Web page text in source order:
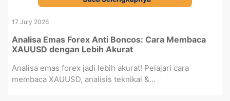
17 July 2026
Analisa Emas Forex Anti Boncos: Cara Membaca
XAUUSD dengan Lebih Akurat
Analisa emas forex jadi lebih akurat! Pelajari cara
membaca XAUUSD, analisis teknikal &...